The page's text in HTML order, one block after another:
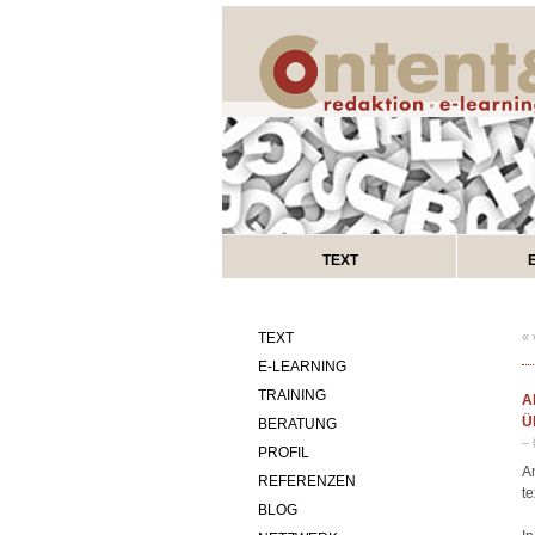
TEXT
«
–
TEXT
E-LEARNING
TRAINING
BERATUNG
PROFIL
REFERENZEN
BLOG